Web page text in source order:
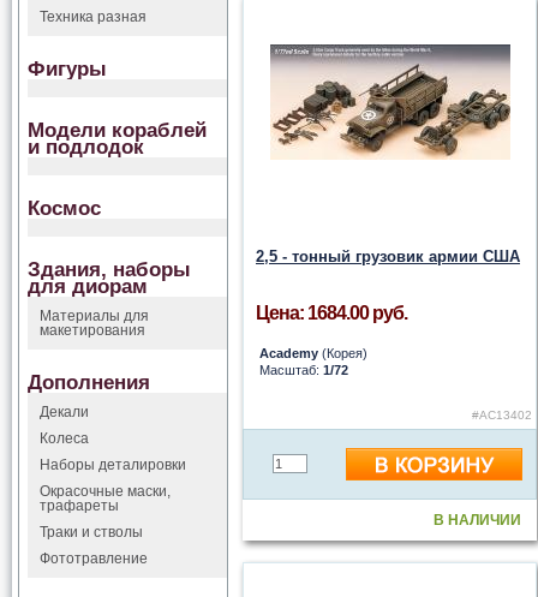
2,5 - тонный грузовик армии США
Цена: 1684.00 руб.
Academy (Корея)
Масштаб: 1/72
#AC13402
В НАЛИЧИИ
Техника разная
Фигуры
Модели кораблей
и подлодок
Космос
Здания, наборы
для диорам
Материалы для
макетирования
Дополнения
Декали
Колеса
Наборы деталировки
Окрасочные маски,
трафареты
Траки и стволы
Фототравление